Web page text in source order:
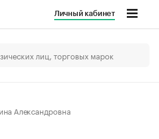
Личный кабинет
Александровна